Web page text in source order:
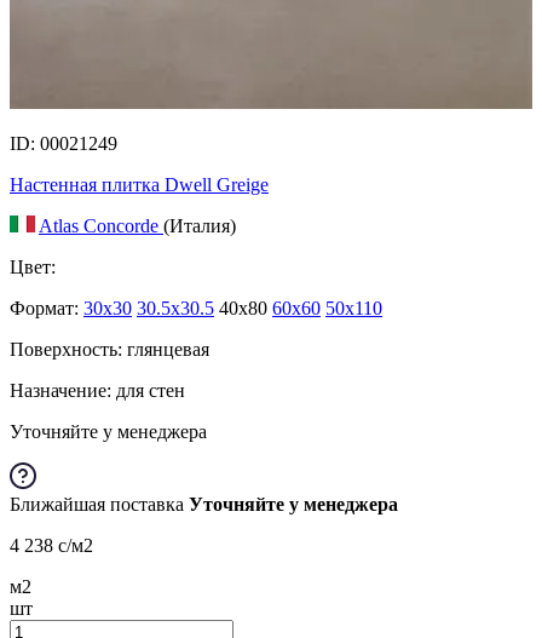
ID: 00021249
Настенная плитка Dwell Greige
Atlas Concorde (Италия)
Цвет:
Формат: 30x30 30.5x30.5 40x80 60x60 50x110
Поверхность: глянцевая
Назначение: для стен
Уточняйте у менеджера
Ближайшая поставка Уточняйте у менеджера
4 238 c/м2
м2
шт